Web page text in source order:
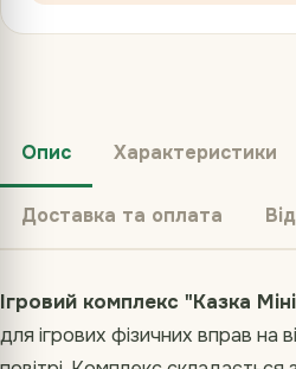
Опис Характеристики
Доставка та оплата
Ігровий комплекс "Казка
для ігрових фізичних вправ на